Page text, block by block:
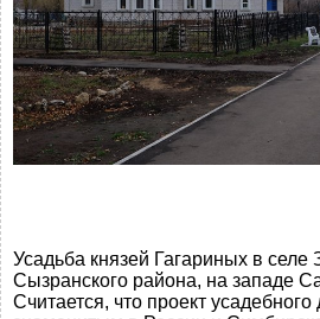
Усадьба князей Гагариных в селе
Сызранского района, на западе
Считается, что проект